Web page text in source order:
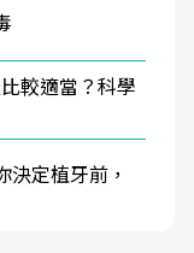
較適當？科學
定植牙前，